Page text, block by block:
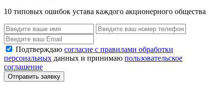
10 типовых ошибок устава каждого акционерного общества
Подтверждаю согласие с правилами обработки
персональных данных и принимаю пользовательское
соглашение
Отправить заявку